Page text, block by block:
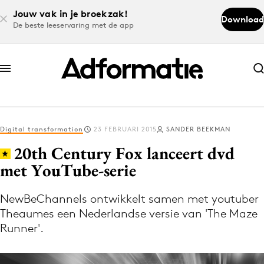
Jouw vak in je broekzak!
De beste leeservaring met de app
Download
Abonneer nu
Abonneer nu
Log in
Volg het laatste nieuws via de Adformatie
Nieuws app
Digital transformation 23 FEBRUARI 2015 SANDER BEEKMAN
20th Century Fox lanceert dvd
met YouTube-serie
NewBeChannels ontwikkelt samen met youtuber
Theaumes een Nederlandse versie van 'The Maze
Runner'.